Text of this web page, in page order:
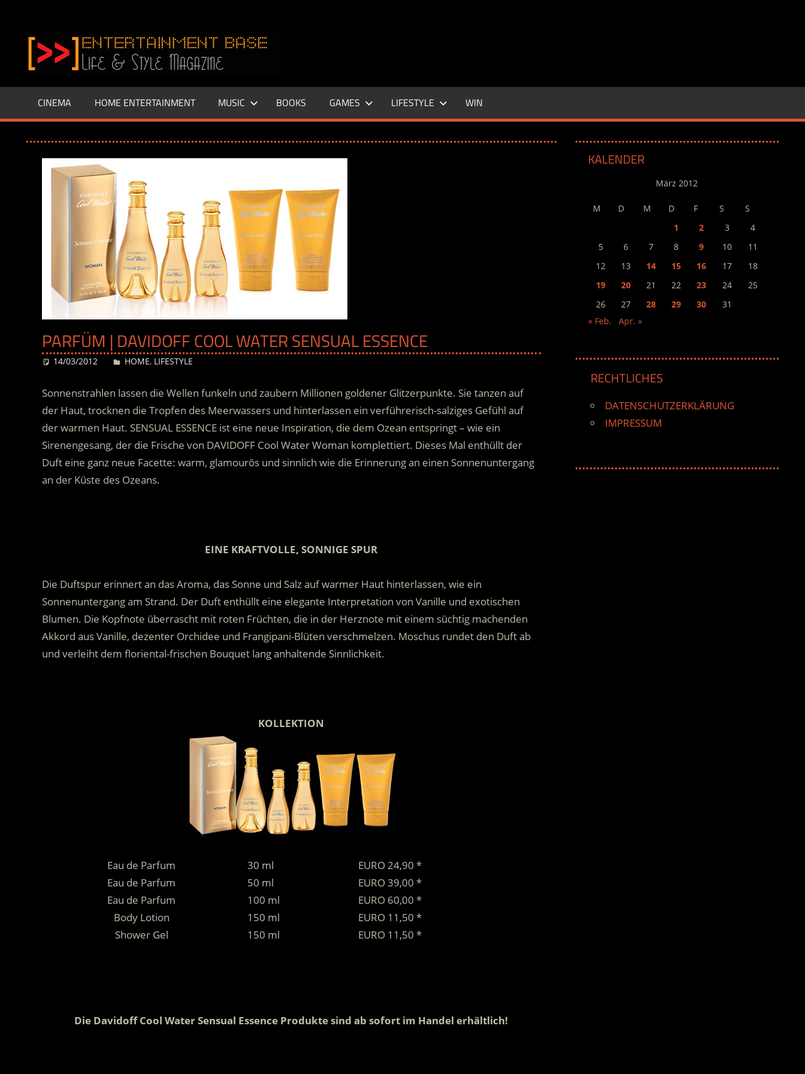
springen
–
LIFE
&
STYLE
MAGAZINE
Base.de
CINEMA HOME ENTERTAINMENT MUSIC BOOKS GAMES LIFESTYLE WIN
PARFÜM | DAVIDOFF COOL WATER SENSUAL ESSENCE
14/03/2012 Desiree
HOME, LIFESTYLE
Sonnenstrahlen lassen die Wellen funkeln und zaubern Millionen goldener Glitzerpunkte. Sie tanzen auf
der Haut, trocknen die Tropfen des Meerwassers und hinterlassen ein verführerisch-salziges Gefühl auf
der warmen Haut. SENSUAL ESSENCE ist eine neue Inspiration, die dem Ozean entspringt – wie ein
Sirenengesang, der die Frische von DAVIDOFF Cool Water Woman komplettiert. Dieses Mal enthüllt der
Duft eine ganz neue Facette: warm, glamourös und sinnlich wie die Erinnerung an einen Sonnenuntergang
an der Küste des Ozeans.
EINE KRAFTVOLLE, SONNIGE SPUR
Die Duftspur erinnert an das Aroma, das Sonne und Salz auf warmer Haut hinterlassen, wie ein
Sonnenuntergang am Strand. Der Duft enthüllt eine elegante Interpretation von Vanille und exotischen
Blumen. Die Kopfnote überrascht mit roten Früchten, die in der Herznote mit einem süchtig machenden
Akkord aus Vanille, dezenter Orchidee und Frangipani-Blüten verschmelzen. Moschus rundet den Duft ab
und verleiht dem floriental-frischen Bouquet lang anhaltende Sinnlichkeit.
KOLLEKTION
Eau de Parfum
Eau de Parfum
Eau de Parfum
Body Lotion
Shower Gel
30 ml
50 ml
100 ml
150 ml
150 ml
EURO 24,90 *
EURO 39,00 *
EURO 60,00 *
EURO 11,50 *
EURO 11,50 *
Die Davidoff Cool Water Sensual Essence Produkte sind ab sofort im Handel erhältlich!
KALENDER
März 2012
M D M D F S
S
1
2 3
4
5
6 7 8 9 10
11
12
13 14 15 16 17
18
19
20 21 22 23 24
25
26
27 28 29 30
31
« Feb.
Apr. »
RECHTLICHES
DATENSCHUTZERKLÄRUNG
IMPRESSUM